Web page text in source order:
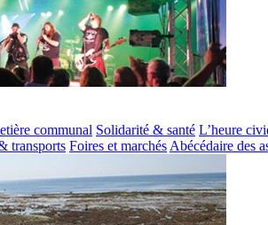
communal Solidarité & santé L’heure
transports Foires et marchés Abécédaire des